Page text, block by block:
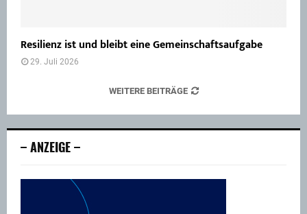
Resilienz ist und bleibt eine Gemeinschaftsaufgabe
29. Juli 2026
WEITERE BEITRÄGE
– ANZEIGE –